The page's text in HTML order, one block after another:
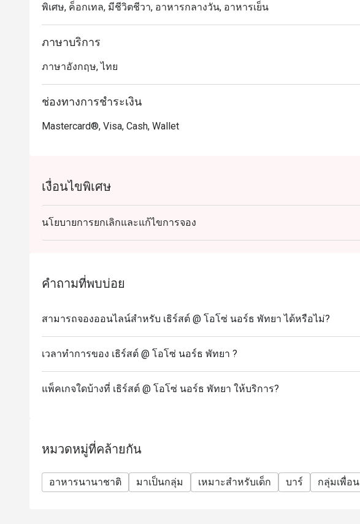
พิเศษ, ค็อกเทล, มีชีวิตชีวา, อาหารกลางวัน, อาหารเย็น
ภาษาบริการ
ภาษาอังกฤษ, ไทย
ช่องทางการชำระเงิน
Mastercard®, Visa, Cash, Wallet
เงื่อนไขพิเศษ
นโยบายการยกเลิกและแก้ไขการจอง
คำถามที่พบบ่อย
สามารถจองออนไลน์สำหรับ เธิร์สต์ @ โอโซ่ นอร์ธ พัทยา ได้หรือไม่?
เวลาทำการของ เธิร์สต์ @ โอโซ่ นอร์ธ พัทยา ?
แพ็คเกจใดบ้างที่ เธิร์สต์ @ โอโซ่ นอร์ธ พัทยา ให้บริการ?
หมวดหมู่ที่คล้ายกัน
อาหารนานาชาติ มาเป็นกลุ่ม เหมาะสำหรับเด็ก บาร์ กลุ่มเพื่อน